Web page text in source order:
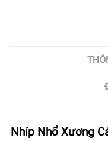
Nhíp Nhổ Xương